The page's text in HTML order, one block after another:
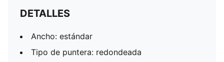
DETALLES
Ancho: estándar
Tipo de puntera: redondeada